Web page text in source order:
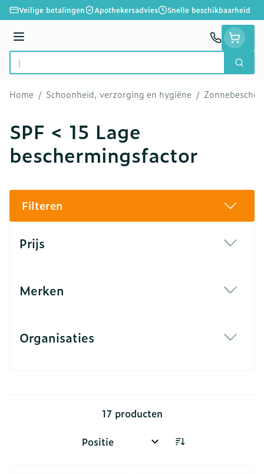
Ga naar de inhoud
Veilige betalingen Apothekersadvies Snelle beschikbaarheid
Menu
Product, merk, categorie...
Zoek
Home / Schoonheid, verzorging en hygiëne /
SPF < 15 Lage
beschermingsfactor
Filteren
Prijs
Merken
Organisaties
17producten
Sorteer op: